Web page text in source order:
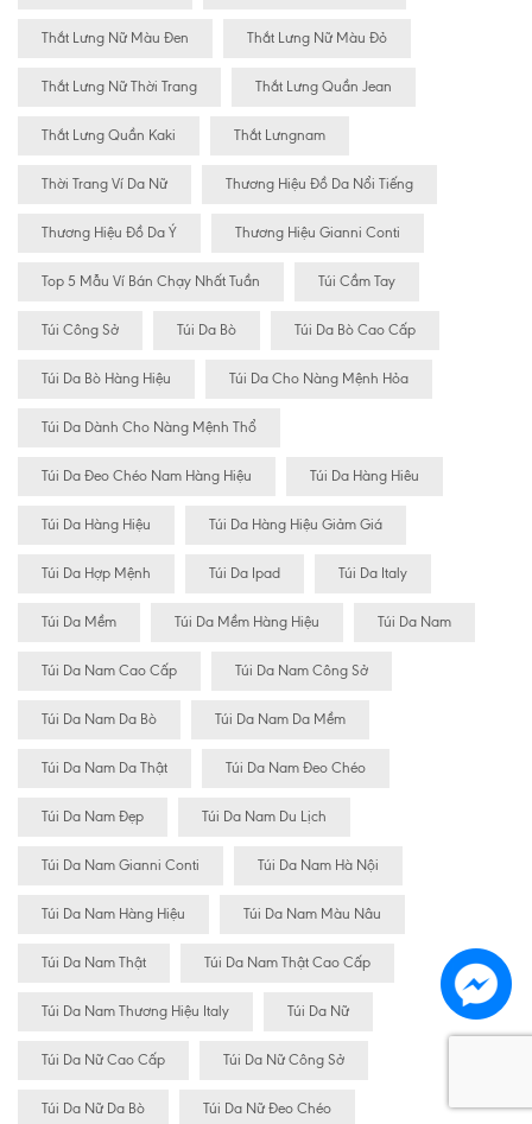
Thắt Lưng Nữ Màu Đen Thắt Lưng Nữ Màu Đỏ
Thắt Lưng Nữ Thời Trang Thắt Lưng Quần Jean
Thắt Lưng Quần Kaki Thắt Lưngnam
Thời Trang Ví Da Nữ Thương Hiệu Đồ Da Nổi Tiếng
Thương Hiệu Đồ Da Ý Thương Hiệu Gianni Conti
Top 5 Mẫu Ví Bán Chạy Nhất Tuần Túi Cầm Tay
Túi Công Sở Túi Da Bò Túi Da Bò Cao Cấp
Túi Da Bò Hàng Hiệu Túi Da Cho Nàng Mệnh Hỏa
Túi Da Dành Cho Nàng Mệnh Thổ
Túi Da Đeo Chéo Nam Hàng Hiệu Túi Da Hàng Hiêu
Túi Da Hàng Hiệu Túi Da Hàng Hiệu Giảm Giá
Túi Da Hợp Mệnh Túi Da Ipad Túi Da Italy
Túi Da Mềm Túi Da Mềm Hàng Hiệu Túi Da Nam
Túi Da Nam Cao Cấp Túi Da Nam Công Sở
Túi Da Nam Da Bò Túi Da Nam Da Mềm
Túi Da Nam Da Thật Túi Da Nam Đeo Chéo
Túi Da Nam Đẹp Túi Da Nam Du Lịch
Túi Da Nam Gianni Conti Túi Da Nam Hà Nội
Túi Da Nam Hàng Hiệu Túi Da Nam Màu Nâu
Túi Da Nam Thật Túi Da Nam Thật Cao Cấp
Túi Da Nam Thương Hiệu Italy Túi Da Nữ
Túi Da Nữ Cao Cấp Túi Da Nữ Công Sở
Túi Da Nữ Da Bò Túi Da Nữ Đeo Chéo